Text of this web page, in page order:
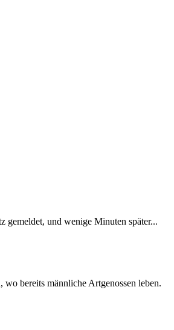
gemeldet, und wenige Minuten später...
bereits männliche Artgenossen leben.